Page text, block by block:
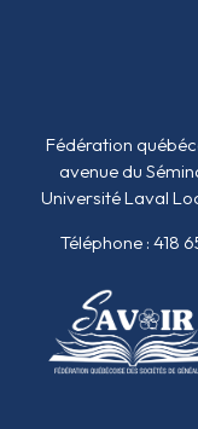
Fédération
avenue du
Université Laval
Téléphone : 418